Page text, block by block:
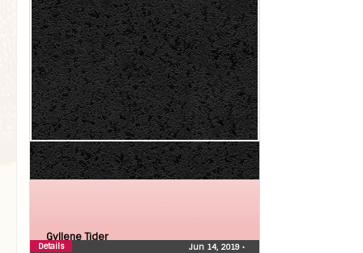
Gyllene Tider
Jun 14, 2019 •
Details